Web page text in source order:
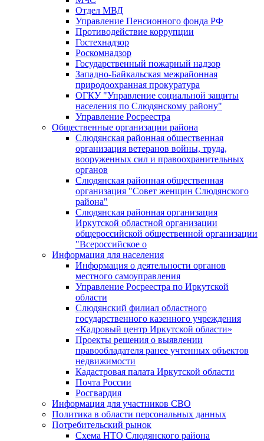
Отдел МВД
Управление Пенсионного фонда РФ
Противодействие коррупции
Гостехнадзор
Роскомнадзор
Государственный пожарный надзор
Западно-Байкальская межрайонная
природоохранная прокуратура
ОГКУ "Управление социальной защиты
населения по Слюдянскому району"
Управление Росреестра
Общественные организации района
Слюдянская районная общественная
организация ветеранов войны, труда,
вооруженных сил и правоохранительных
органов
Слюдянская районная общественная
организация "Совет женщин Слюдянского
района"
Слюдянская районная организация
Иркутской областной организации
общероссийской общественной организации
"Всероссийское о
Информация для населения
Информация о деятельности органов
местного самоуправления
Управление Росреестра по Иркутской
области
Слюдянский филиал областного
государственного казенного учреждения
«Кадровый центр Иркутской области»
Проекты решения о выявлении
правообладателя ранее учтенных объектов
недвижимости
Кадастровая палата Иркутской области
Почта России
Росгвардия
Информация для участников СВО
Политика в области персональных данных
Потребительский рынок
Схема НТО Слюдянского района